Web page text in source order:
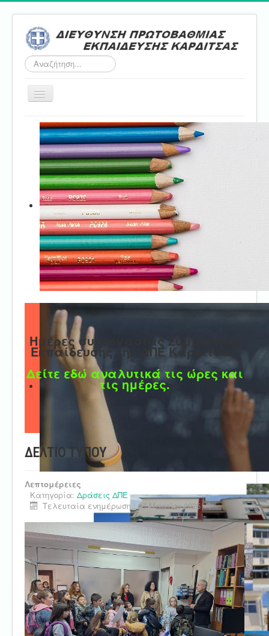
Αναζήτηση...
Εναλλαγή
Αρχική
ΔΠΕ
Τμήμα Α'
Τμήμα Β'
Τμήμα Γ'
Τμήμα Δ'
Τμήμα E'
Επικοινωνία
Ημέρες συνεργασίας Συμβούλων
Εκπαίδευσης της ΔΠΕ Καρδίτσας
Δείτε εδώ αναλυτικά τις ώρες και
τις ημέρες.
ΔΕΛΤΙΟ ΤΥΠΟΥ
Λεπτομέρειες
Κατηγορία: Δράσεις ΔΠΕ
Τελευταία ενημέρωση : 07 Μαρτίου 2025